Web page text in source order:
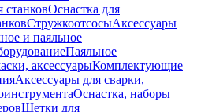
Оснастка для
СтружкоотсосыАксессуары
и паяльное
Паяльное
аксессуарыКомплектующие
Аксессуары для сварки,
Оснастка, наборы
Щетки для